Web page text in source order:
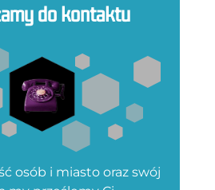
do kontaktu
osób i miasto oraz swój